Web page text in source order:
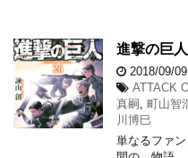
進撃の巨人
2018/09/09
ATTACK
真嗣 町山智
川博巳
単なるファ